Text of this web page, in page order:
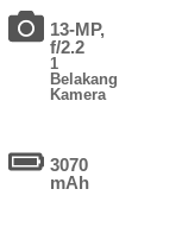
13-MP,
f/2.2
1
Belakang
Kamera
3070
mAh